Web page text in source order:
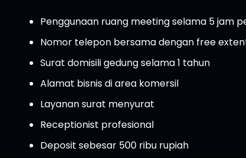
Penggunaan ruang meeting selama 5 jam
Nomor telepon bersama dengan free
Surat domisili gedung selama 1 tahun
Alamat bisnis di area komersil
Layanan surat menyurat
Receptionist profesional
Deposit sebesar 500 ribu rupiah